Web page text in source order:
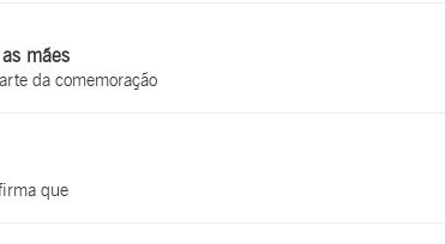
mães
da comemoração
que